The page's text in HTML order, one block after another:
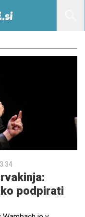
podpirati